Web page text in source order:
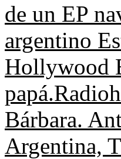
de un EP
argentino
Hollywood
papá.
Bárbara.
Argentina,